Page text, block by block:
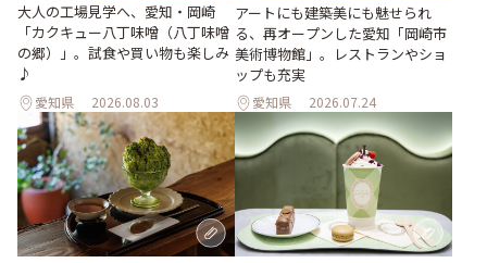
大人の工場見学へ、愛知・岡崎
「カクキュー八丁味噌（八丁味噌
の郷）」。試食や買い物も楽しみ
♪
愛知県 2026.08.03
アートにも建築美にも魅せられ
る、再オープンした愛知「岡崎市
美術博物館」。レストランやショ
ップも充実
愛知県 2026.07.24